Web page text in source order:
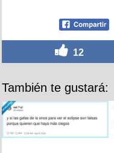
12
También te gustará: